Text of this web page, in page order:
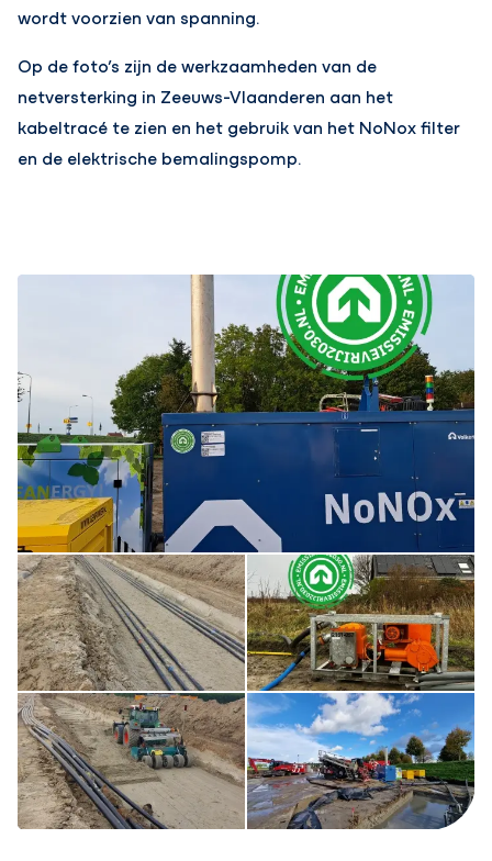
wordt voorzien van spanning.
Op de foto’s zijn de werkzaamheden van de
netversterking in Zeeuws-Vlaanderen aan het
kabeltracé te zien en het gebruik van het NoNox filter
en de elektrische bemalingspomp.